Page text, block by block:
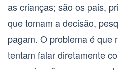
as crianças; são os pais,
que tomam a decisão,
pagam. O problema é que
tentam falar diretamente